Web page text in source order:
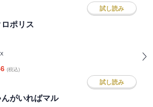
試し読み
ポリス
(税込)
試し読み
がいればマル